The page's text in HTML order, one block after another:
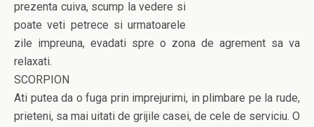
prezenta cuiva, scump la vedere si
poate veti petrece si urmatoarele
zile impreuna, evadati spre o zona de agrement sa va
relaxati.
SCORPION
Ati putea da o fuga prin imprejurimi, in plimbare pe la rude,
prieteni, sa mai uitati de grijile casei, de cele de serviciu. O